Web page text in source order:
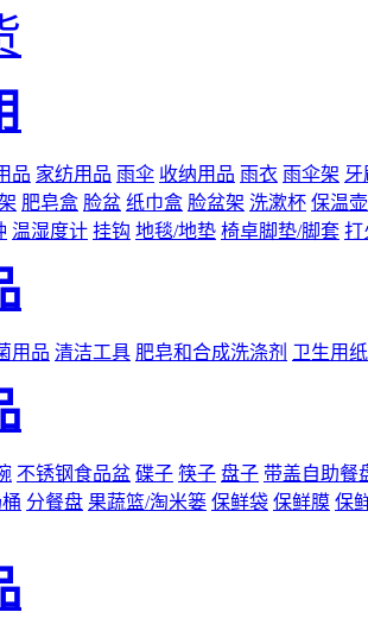
品 家纺用品 雨伞 收纳用品 雨衣 雨伞架 牙
肥皂盒 脸盆 纸巾盒 脸盆架 洗漱杯 保温
温湿度计 挂钩 地毯/地垫 椅卓脚垫/脚套 打
用品 清洁工具 肥皂和合成洗涤剂 卫生用
不锈钢食品盆 碟子 筷子 盘子 带盖自助餐
分餐盘 果蔬篮/淘米篓 保鲜袋 保鲜膜 保